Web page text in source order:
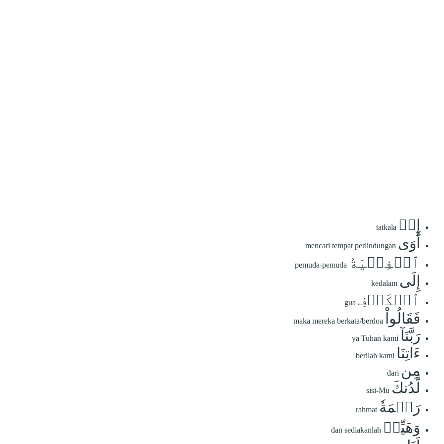
إِذۡ tatkala
أَوَى mencari tempat perlindungan
ٱلۡفِتۡيَةُ pemuda-pemuda
إِلَى kedalam
ٱلۡكَهۡفِ gua
فَقَالُواْ maka mereka berkata/berdoa
رَبَّنَآ ya Tuhan kami
ءَاتِنَا berilah kami
مِن dari
لَّدُنكَ sisi-Mu
رَحۡمَةٗ rahmat
وَهَيِّئۡ dan sediakanlah